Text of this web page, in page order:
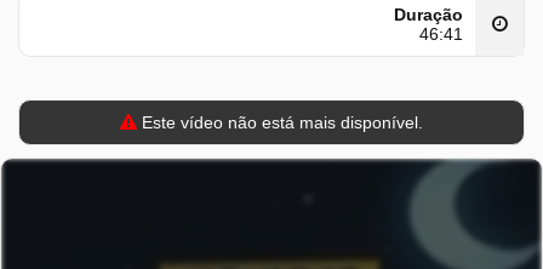
Duração
46:41
Este vídeo não está mais disponível.